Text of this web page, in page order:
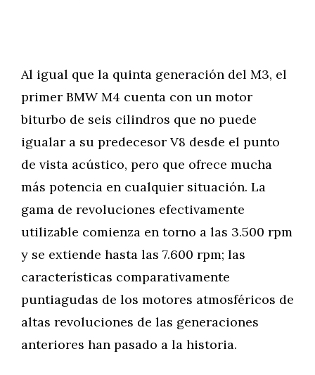
Al igual que la quinta generación del M3, el
primer BMW M4 cuenta con un motor
biturbo de seis cilindros que no puede
igualar a su predecesor V8 desde el punto
de vista acústico, pero que ofrece mucha
más potencia en cualquier situación. La
gama de revoluciones efectivamente
utilizable comienza en torno a las 3.500 rpm
y se extiende hasta las 7.600 rpm; las
características comparativamente
puntiagudas de los motores atmosféricos de
altas revoluciones de las generaciones
anteriores han pasado a la historia.